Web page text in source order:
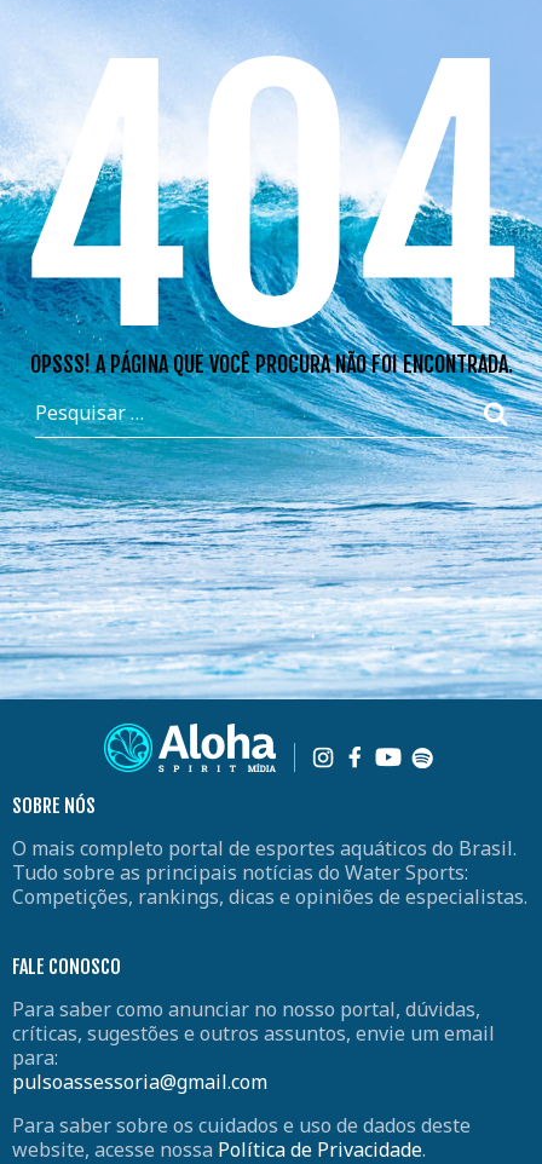
404
OPSSS! A PÁGINA QUE VOCÊ PROCURA NÃO FOI ENCONTRADA.
SOBRE NÓS
O mais completo portal de esportes aquáticos do Brasil.
Tudo sobre as principais notícias do Water Sports:
Competições, rankings, dicas e opiniões de especialistas.
FALE CONOSCO
Para saber como anunciar no nosso portal, dúvidas,
críticas, sugestões e outros assuntos, envie um email
para:
pulsoassessoria@gmail.com
Para saber sobre os cuidados e uso de dados deste
website, acesse nossa Política de Privacidade.